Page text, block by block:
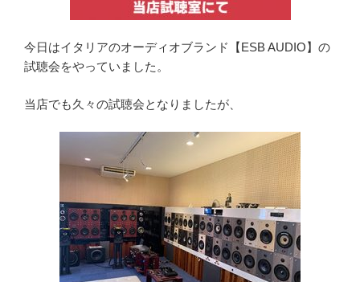
今日はイタリアのオーディオブランド【ESB AUDIO】の
試聴会をやっていました。
当店でも久々の試聴会となりましたが、